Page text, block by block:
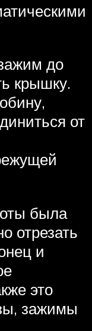
до
крышку.
от
была
отрезать
и
это
зажимы